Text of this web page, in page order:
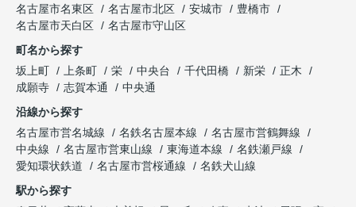
名古屋市名東区
名古屋市北区 安城市
豊橋市
名古屋市天白区
名古屋市守山区
町名から探す
坂上町
上条町 栄 中央台 千代田橋 新栄
正木
成願寺
志賀本通
中央通
沿線から探す
名古屋市営名城線
名鉄名古屋本線
名古屋市営鶴舞線
中央線
名古屋市営東山線 東海道本線
名鉄瀬戸線
愛知環状鉄道
名古屋市営桜通線
名鉄犬山線
駅から探す